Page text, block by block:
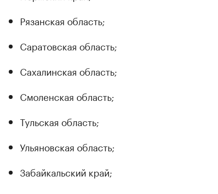
Рязанская область;
Саратовская область;
Сахалинская область;
Смоленская область;
Тульская область;
Ульяновская область;
Забайкальский край;